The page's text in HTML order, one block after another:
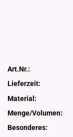
Art.Nr.:
Lieferzeit:
Material:
Menge/Volumen:
Besonderes: